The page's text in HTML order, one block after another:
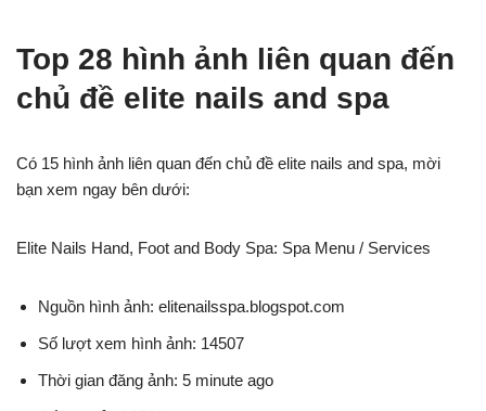
Top 28 hình ảnh liên quan đến
chủ đề elite nails and spa
Có 15 hình ảnh liên quan đến chủ đề elite nails and spa, mời
bạn xem ngay bên dưới:
Elite Nails Hand, Foot and Body Spa: Spa Menu / Services
Nguồn hình ảnh: elitenailsspa.blogspot.com
Số lượt xem hình ảnh: 14507
Thời gian đăng ảnh: 5 minute ago